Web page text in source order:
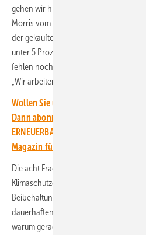
gehen wir hier nicht in einen
Morris vom Verein „Klimaschutz im
der gekaufte Datensatz Lücken auf: Alle
unter 5 Prozent lagen, waren im
fehlen noch einige Kandidierende von
„Wir arbeiten daran, die fehlenden zu
Wollen Sie über die Energiewende
Dann abonnieren Sie einfach den
ERNEUERBARE ENERGIEN – dem
Magazin für erneuerbare Energien in
Die acht Fragen betreffen dabei ganz
Klimaschutzes, von eher allgemeinen
Beibehaltung der Klimaziele bis hin zu
dauerhaften Förderung des Strompreis-
warum gerade diese Frage künftig